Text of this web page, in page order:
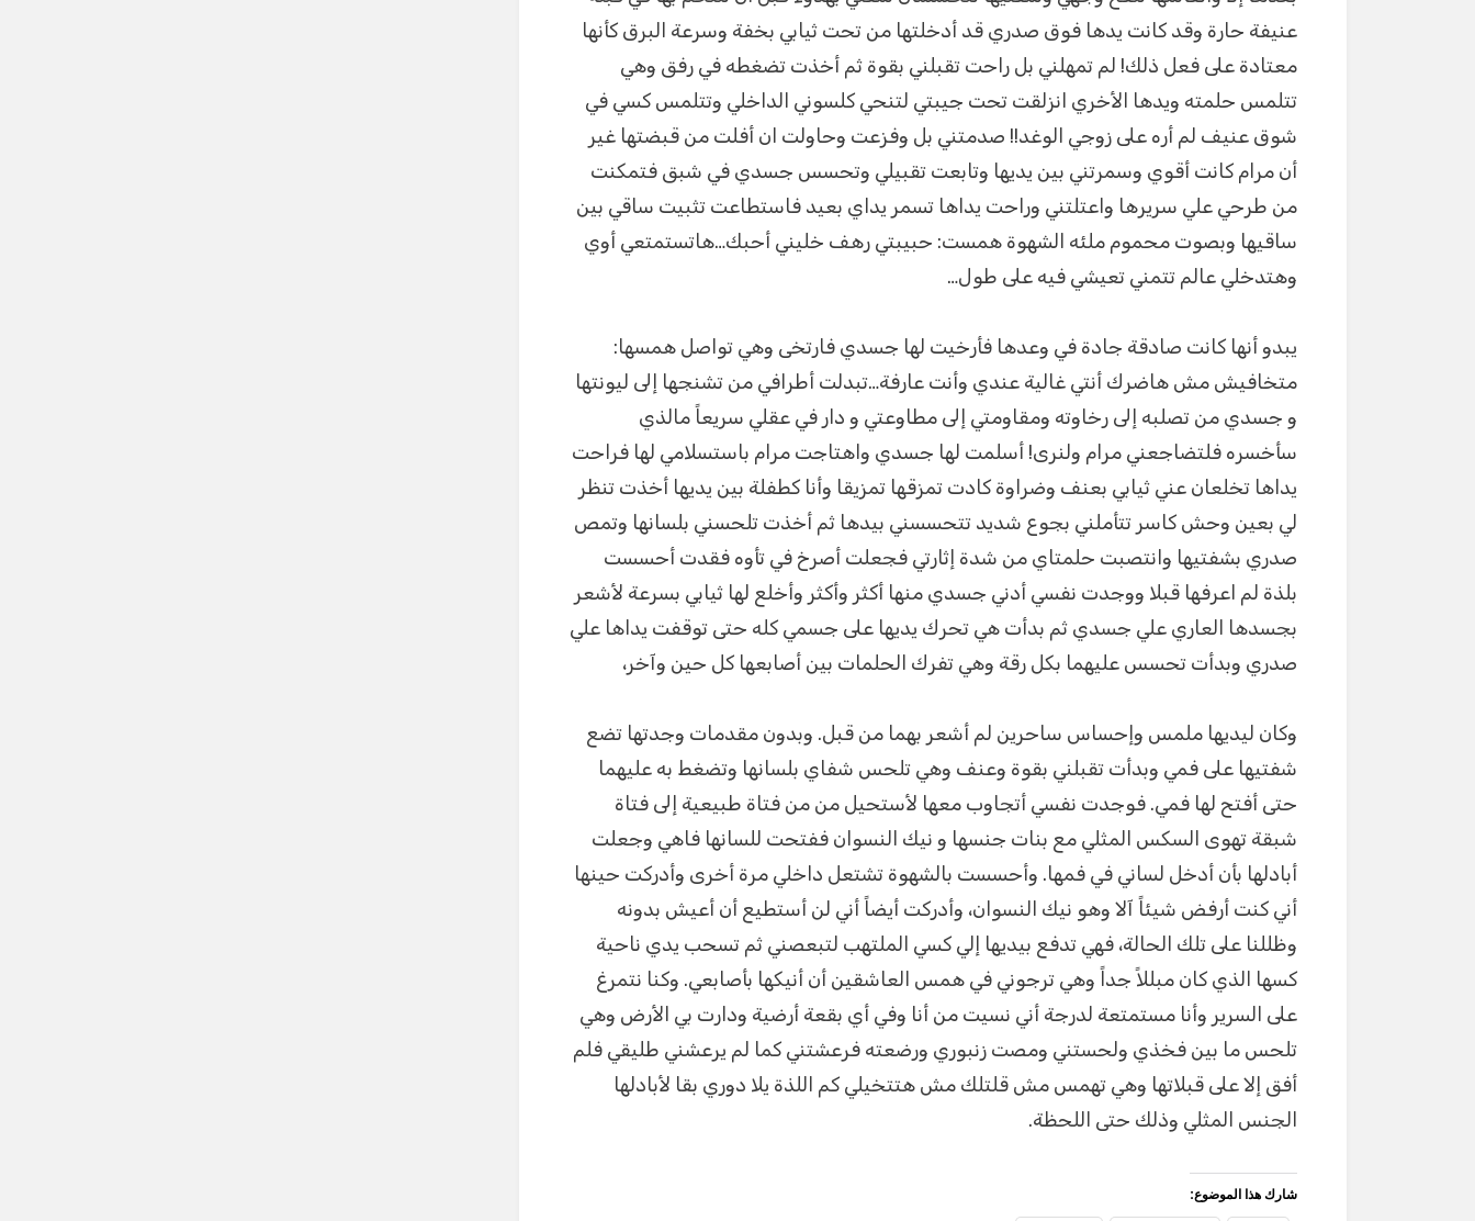
عنيفة حارة وقد كانت يدها فوق صدري قد أدخلتها من تحت ثيابي بخفة وسرعة البرق كأنها
معتادة على فعل ذلك! لم تمهلني بل راحت تقبلني بقوة ثم أخذت تضغطه في رفق وهي
تتلمس حلمته ويدها الأخري انزلقت تحت جيبتي لتنحي كلسوني الداخلي وتتلمس كسي في
شوق عنيف لم أره على زوجي الوغد!! صدمتني بل وفزعت وحاولت ان أفلت من قبضتها غير
أن مرام كانت أقوي وسمرتني بين يديها وتابعت تقبيلي وتحسس جسدي في شبق فتمكنت
من طرحي علي سريرها واعتلتني وراحت يداها تسمر يداي بعيد فاستطاعت تثبيت ساقي بين
ساقيها وبصوت محموم ملئه الشهوة همست: حبيبتي رهف خليني أحبك…هاتستمتعي أوي
وهتدخلي عالم تتمني تعيشي فيه على طول…
يبدو أنها كانت صادقة جادة في وعدها فأرخيت لها جسدي فارتخى وهي تواصل همسها:
متخافيش مش هاضرك أنتي غالية عندي وأنت عارفة…تبدلت أطرافي من تشنجها إلى ليونتها
و جسدي من تصلبه إلى رخاوته ومقاومتي إلى مطاوعتي و دار في عقلي سريعاً مالذي
سأخسره فلتضاجعني مرام ولنرى! أسلمت لها جسدي واهتاجت مرام باستسلامي لها فراحت
يداها تخلعان عني ثيابي بعنف وضراوة كادت تمزقها تمزيقا وأنا كطفلة بين يديها أخذت تنظر
لي بعين وحش كاسر تتأملني بجوع شديد تتحسسني بيدها ثم أخذت تلحسني بلسانها وتمص
صدري بشفتيها وانتصبت حلمتاي من شدة إثارتي فجعلت أصرخ في تأوه فقدت أحسست
بلذة لم اعرفها قبلا ووجدت نفسي أدني جسدي منها أكثر وأكثر وأخلع لها ثيابي بسرعة لأشعر
بجسدها العاري علي جسدي ثم بدأت هي تحرك يديها على جسمي كله حتى توقفت يداها علي
صدري وبدأت تحسس عليهما بكل رقة وهي تفرك الحلمات بين أصابعها كل حين وآخر،
وكان ليديها ملمس وإحساس ساحرين لم أشعر بهما من قبل. وبدون مقدمات وجدتها تضع
شفتيها على فمي وبدأت تقبلني بقوة وعنف وهي تلحس شفاي بلسانها وتضغط به عليهما
حتى أفتح لها فمي. فوجدت نفسي أتجاوب معها لأستحيل من من فتاة طبيعية إلى فتاة
شبقة تهوى السكس المثلي مع بنات جنسها و نيك النسوان ففتحت للسانها فاهي وجعلت
أبادلها بأن أدخل لساني في فمها. وأحسست بالشهوة تشتعل داخلي مرة أخرى وأدركت حينها
أني كنت أرفض شيئاً آلا وهو نيك النسوان، وأدركت أيضاً أني لن أستطيع أن أعيش بدونه
وظللنا على تلك الحالة، فهي تدفع بيديها إلي كسي الملتهب لتبعصني ثم تسحب يدي ناحية
كسها الذي كان مبللاً جداً وهي ترجوني في همس العاشقين أن أنيكها بأصابعي. وكنا نتمرغ
على السرير وأنا مستمتعة لدرجة أني نسيت من أنا وفي أي بقعة أرضية ودارت بي الأرض وهي
تلحس ما بين فخذي ولحستني ومصت زنبوري ورضعته فرعشتني كما لم يرعشني طليقي فلم
أفق إلا على قبلاتها وهي تهمس مش قلتلك مش هتتخيلي كم اللذة يلا دوري بقا لأبادلها
الجنس المثلي وذلك حتى اللحظة.
شارك هذا الموضوع: